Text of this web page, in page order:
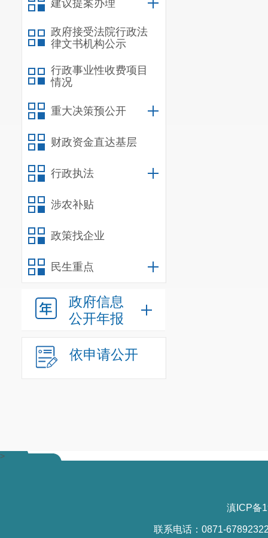
建议提案办理
政府接受法院行政法
律文书机构公示
行政事业性收费项目
情况
重大决策预公开
财政资金直达基层
行政执法
涉农补贴
政策找企业
民生重点
政府信息
公开年报
依申请公开
>
滇ICP备
联系电话：0871-